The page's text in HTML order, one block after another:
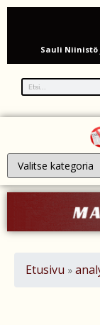
Sauli Niinistö
Mika Poutala
Venäläiset
Etusivu »